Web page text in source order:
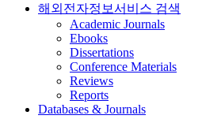
해외전자정보서비스 검색
Academic Journals
Ebooks
Dissertations
Conference Materials
Reviews
Reports
Databases & Journals